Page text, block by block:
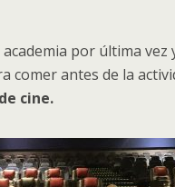
academia por última vez
comer antes de la
cine.